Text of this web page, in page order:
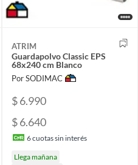
ATRIM
Guardapolvo Classic EPS
68x240 cm Blanco
Por SODIMAC
$ 6.990
$ 6.640
6cuotas sin interés
Llega mañana